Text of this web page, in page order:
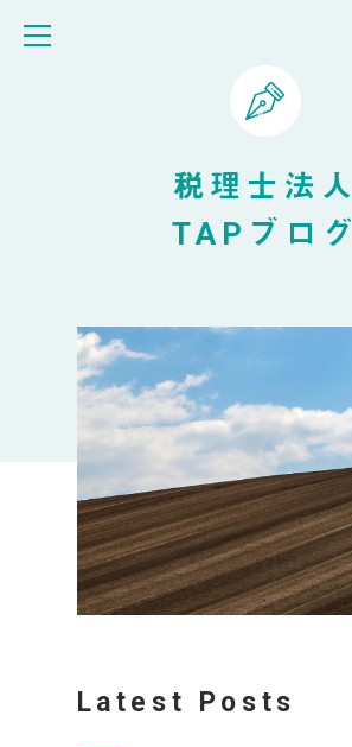
税理士法人
TAPブログ
Latest Posts